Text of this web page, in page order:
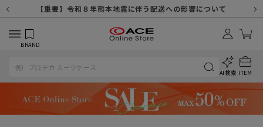
【重要】令和８年熊本地震に伴う配送への影響について
【重要】納品書・領収書ペーパーレス化（電子化）のお知らせ
【重要】天候不良や交通状況・物量増等に伴う配送への影響について
【重要】悪質な詐欺サイトにご注意ください
【重要】各種メールが届かない場合に関しまして
【重要】お問い合わせのご対応に関しまして
【重要】SNSのなりすまし詐欺にご注意ください
BRAND
AI検索 ITEM